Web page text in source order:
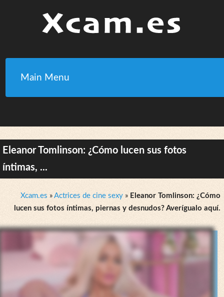
Main Menu
Eleanor Tomlinson: ¿Cómo lucen sus fotos
íntimas, ...
Xcam.es » Actrices de cine sexy » Eleanor Tomlinson: ¿Cómo
lucen sus fotos íntimas, piernas y desnudos? Averígualo aquí.